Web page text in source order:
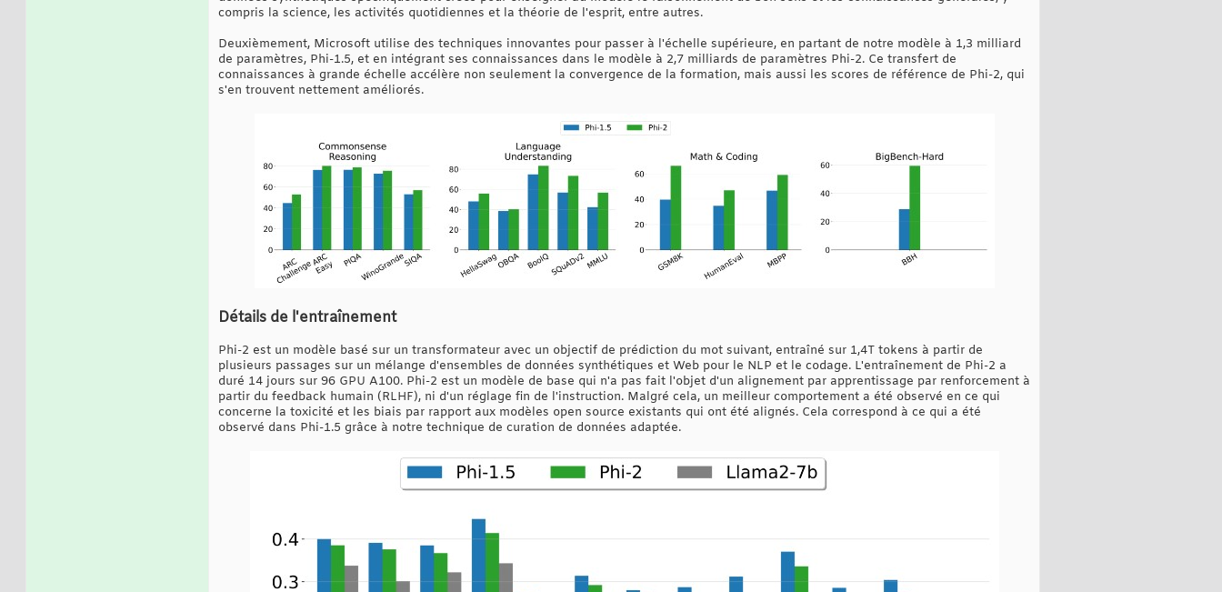
compris la science, les activités quotidiennes et la théorie de l'esprit, entre autres.
Deuxièmement, Microsoft utilise des techniques innovantes pour passer à l'échelle supérieure, en partant de notre modèle à 1,3 milliard
de paramètres, Phi-1.5, et en intégrant ses connaissances dans le modèle à 2,7 milliards de paramètres Phi-2. Ce transfert de
connaissances à grande échelle accélère non seulement la convergence de la formation, mais aussi les scores de référence de Phi-2, qui
s'en trouvent nettement améliorés.
Détails de l'entraînement
Phi-2 est un modèle basé sur un transformateur avec un objectif de prédiction du mot suivant, entraîné sur 1,4T tokens à partir de
plusieurs passages sur un mélange d'ensembles de données synthétiques et Web pour le NLP et le codage. L'entraînement de Phi-2 a
duré 14 jours sur 96 GPU A100. Phi-2 est un modèle de base qui n'a pas fait l'objet d'un alignement par apprentissage par renforcement à
partir du feedback humain (RLHF), ni d'un réglage fin de l'instruction. Malgré cela, un meilleur comportement a été observé en ce qui
concerne la toxicité et les biais par rapport aux modèles open source existants qui ont été alignés. Cela correspond à ce qui a été
observé dans Phi-1.5 grâce à notre technique de curation de données adaptée.